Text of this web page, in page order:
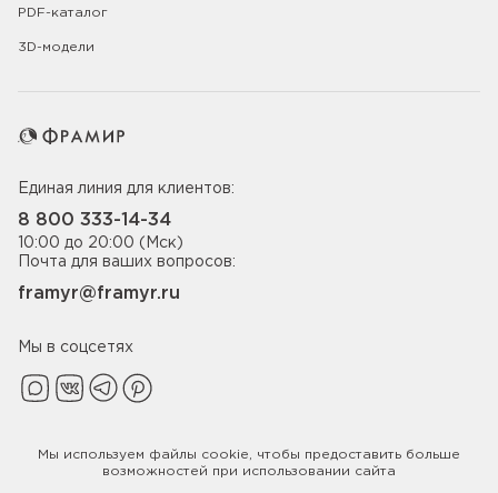
PDF-каталог
3D-модели
Единая линия для клиентов:
8 800 333-14-34
10:00 до 20:00 (Мск)
Почта для ваших вопросов:
framyr@framyr.ru
Мы в соцсетях
Политика конфиденциальности
Мы используем файлы cookie , чтобы предоставить больше
возможностей при использовании сайта